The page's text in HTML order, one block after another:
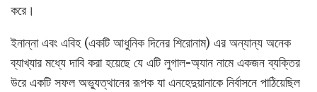
করে।
ইনান্না এবং এবিহ (একটি আধুনিক দিনের শিরোনাম) এর অন্যান্য অনেক
ব্যাখ্যার মধ্যে দাবি করা হয়েছে যে এটি লুগাল-অ্যান নামে একজন ব্যক্তির
উরে একটি সফল অভ্যুত্থানের রূপক যা এনহেদুয়ানাকে নির্বাসনে পাঠিয়েছিল